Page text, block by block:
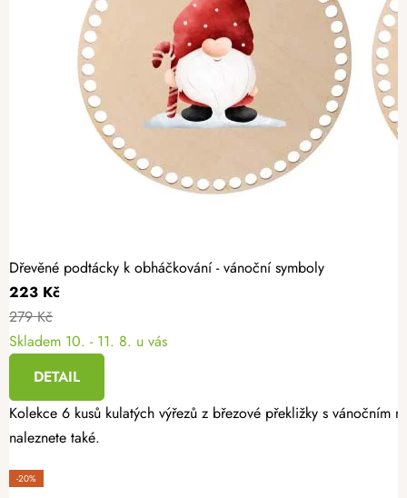
Dřevěné podtácky k obháčkování - vánoční symboly
223 Kč
279 Kč
Skladem 10. - 11. 8. u vás
DETAIL
Kolekce 6 kusů kulatých výřezů z březové překližky s
naleznete také.
-20%